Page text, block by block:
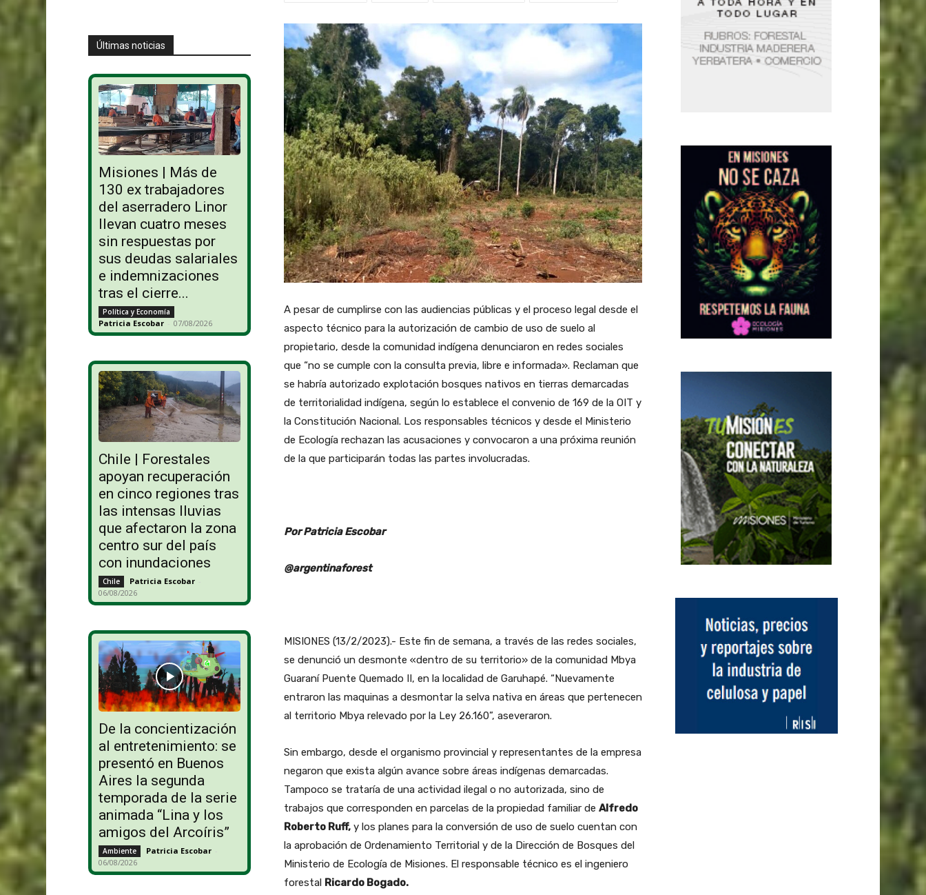
Últimas noticias
Misiones | Más de
130 ex trabajadores
del aserradero Linor
llevan cuatro meses
sin respuestas por
sus deudas salariales
e indemnizaciones
tras el cierre...
Política y Economía
Patricia Escobar - 07/08/2026
Chile | Forestales
apoyan recuperación
en cinco regiones tras
las intensas lluvias
que afectaron la zona
centro sur del país
con inundaciones
Chile Patricia Escobar -
06/08/2026
De la concientización
al entretenimiento: se
presentó en Buenos
Aires la segunda
temporada de la serie
animada “Lina y los
amigos del Arcoíris”
Ambiente Patricia Escobar -
06/08/2026
A pesar de cumplirse con las audiencias públicas y el proceso legal desde el
aspecto técnico para la autorización de cambio de uso de suelo al
propietario, desde la comunidad indígena denunciaron en redes sociales
que “no se cumple con la consulta previa, libre e informada». Reclaman que
se habría autorizado explotación bosques nativos en tierras demarcadas
de territorialidad indígena, según lo establece el convenio de 169 de la OIT y
la Constitución Nacional. Los responsables técnicos y desde el Ministerio
de Ecología rechazan las acusaciones y convocaron a una próxima reunión
de la que participarán todas las partes involucradas.
Por Patricia Escobar
@argentinaforest
MISIONES (13/2/2023).- Este fin de semana, a través de las redes sociales,
se denunció un desmonte «dentro de su territorio» de la comunidad Mbya
Guaraní Puente Quemado II, en la localidad de Garuhapé. “Nuevamente
entraron las maquinas a desmontar la selva nativa en áreas que pertenecen
al territorio Mbya relevado por la Ley 26.160”, aseveraron.
Sin embargo, desde el organismo provincial y representantes de la empresa
negaron que exista algún avance sobre áreas indígenas demarcadas.
Tampoco se trataría de una actividad ilegal o no autorizada, sino de
trabajos que corresponden en parcelas de la propiedad familiar de Alfredo
Roberto Ruff,y los planes para la conversión de uso de suelo cuentan con
la aprobación de Ordenamiento Territorial y de la Dirección de Bosques del
Ministerio de Ecología de Misiones. El responsable técnico es el ingeniero
forestal Ricardo Bogado.